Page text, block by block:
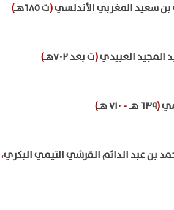
سعيد المغربي الأندلسي(ت ٦٨٥هـ
)
المجيد العبيدي(ت بعد ٧٠٢هـ
)
(٦٣٩ هـ -
)
بن عبد الدائم القرشي التيمي البكري،